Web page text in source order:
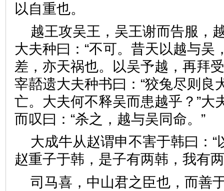
以自重也。
越王攻吴王，吴王谢而告服，
大夫种曰：“不可。昔天以越与吴
差，亦天祸也。以吴予越，再拜
宰嚭遗大夫种书曰：“狡兔尽则良
亡。大夫何不释吴而患越乎？”大
而叹曰：“杀之，越与吴同命
大成牛从赵谓申不害于韩曰：
赵重子于韩，是子有两韩，我
司马喜，中山君之臣也，而善